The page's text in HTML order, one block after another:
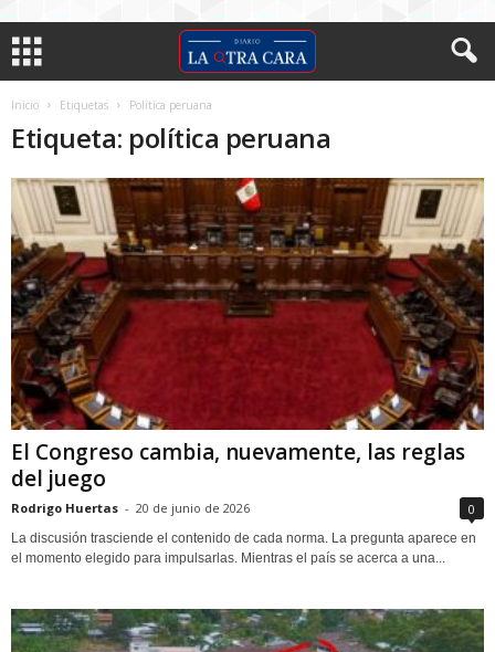
Inicio Etiquetas Política peruana
Etiqueta: política peruana
El Congreso cambia, nuevamente, las reglas
del juego
Rodrigo Huertas - 20 de junio de 2026 0
La discusión trasciende el contenido de cada norma. La pregunta aparece en
el momento elegido para impulsarlas. Mientras el país se acerca a una...